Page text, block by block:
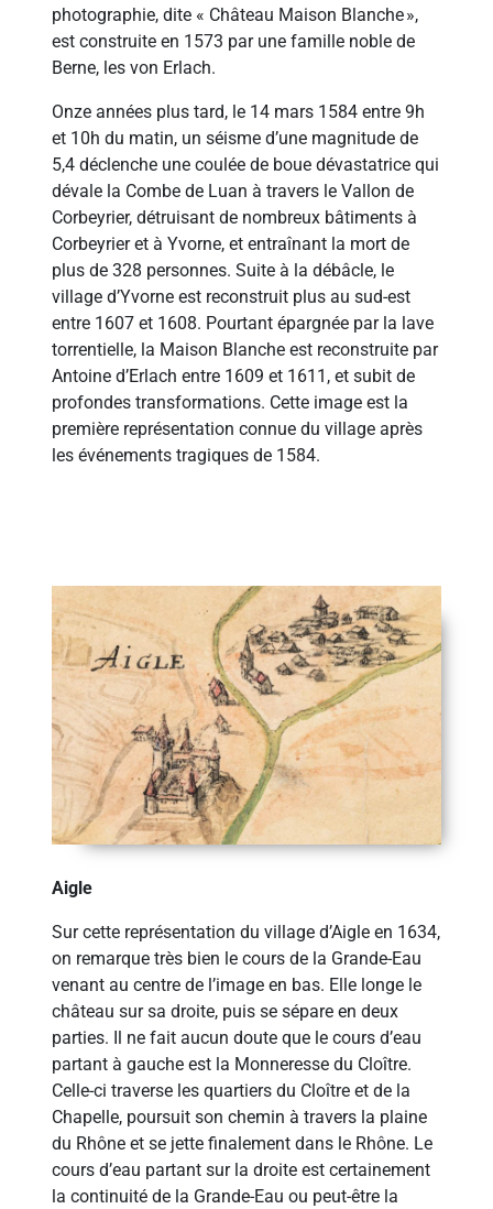
photographie, dite « Château Maison Blanche »,
est construite en 1573 par une famille noble de
Berne, les von Erlach.
Onze années plus tard, le 14 mars 1584 entre 9h
et 10h du matin, un séisme d’une magnitude de
5,4 déclenche une coulée de boue dévastatrice qui
dévale la Combe de Luan à travers le Vallon de
Corbeyrier, détruisant de nombreux bâtiments à
Corbeyrier et à Yvorne, et entraînant la mort de
plus de 328 personnes. Suite à la débâcle, le
village d’Yvorne est reconstruit plus au sud-est
entre 1607 et 1608. Pourtant épargnée par la lave
torrentielle, la Maison Blanche est reconstruite par
Antoine d’Erlach entre 1609 et 1611, et subit de
profondes transformations. Cette image est la
première représentation connue du village après
les événements tragiques de 1584.
Aigle
Sur cette représentation du village d’Aigle en 1634,
on remarque très bien le cours de la Grande-Eau
venant au centre de l’image en bas. Elle longe le
château sur sa droite, puis se sépare en deux
parties. Il ne fait aucun doute que le cours d’eau
partant à gauche est la Monneresse du Cloître.
Celle-ci traverse les quartiers du Cloître et de la
Chapelle, poursuit son chemin à travers la plaine
du Rhône et se jette finalement dans le Rhône. Le
cours d’eau partant sur la droite est certainement
la continuité de la Grande-Eau ou peut-être la